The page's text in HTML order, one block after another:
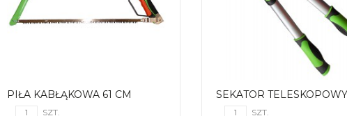
PIŁA KABŁĄKOWA 61 CM
SZT.
SEKATOR TELESKOPOWY
SZT.